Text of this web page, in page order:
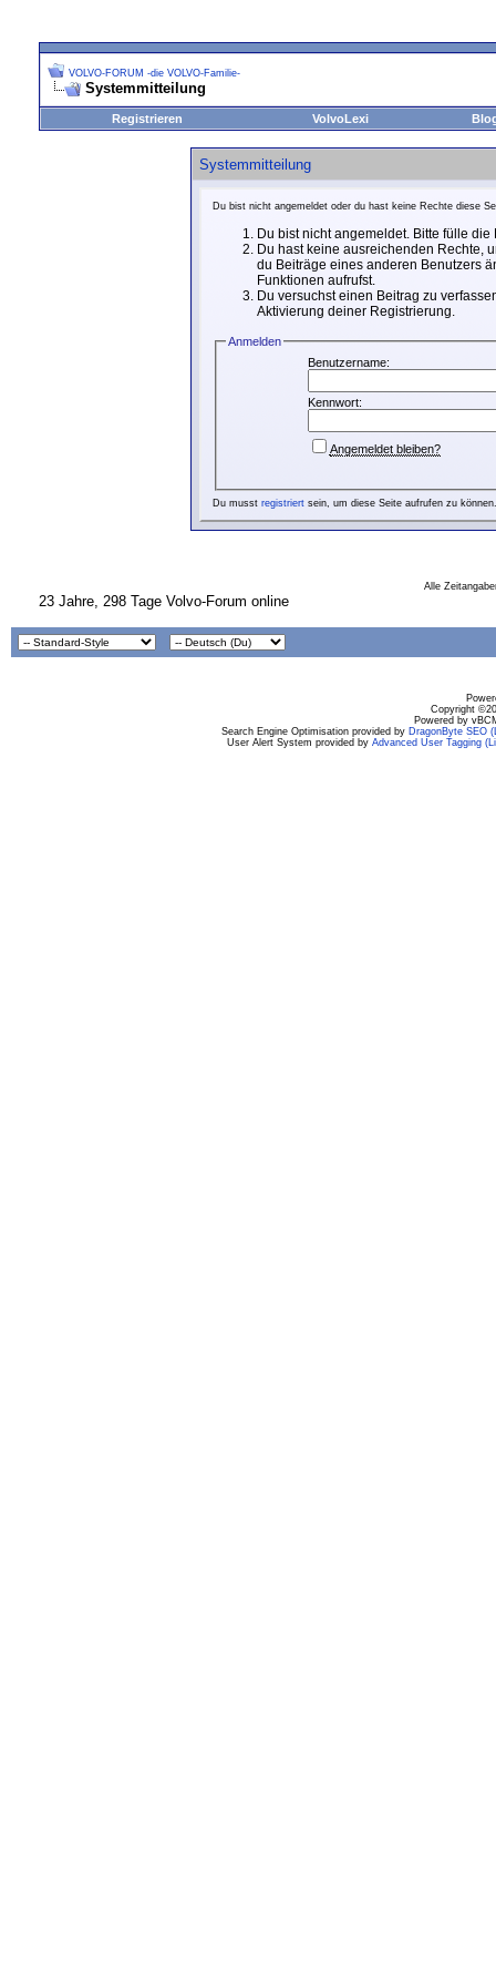
VOLVO-FORUM -die VOLVO-Familie-
Systemmitteilung
Registrieren VolvoLexi
Systemmitteilung
Du bist nicht angemeldet oder du hast keine Rechte diese
Du bist nicht angemeldet. Bitte fülle
Du hast keine ausreichenden Rechte,
du Beiträge eines anderen Benutzers
Funktionen aufrufst.
Du versuchst einen Beitrag zu
Aktivierung deiner Registrierung.
Anmelden
Benutzername:
Kennwort:
Angemeldet bleiben?
Du musst registriertsein, um diese Seite aufrufen zu können.
Alle
23 Jahre, 298 Tage Volvo-Forum online
Copyright
Powered by
Search Engine Optimisation provided by DragonByte SEO
User Alert System provided by Advanced User Tagging